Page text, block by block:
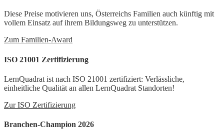
Diese Preise motivieren uns, Österreichs Familien auch künftig mit
vollem Einsatz auf ihrem Bildungsweg zu unterstützen.
Zum Familien-Award
ISO 21001 Zertifizierung
LernQuadrat ist nach ISO 21001 zertifiziert: Verlässliche,
einheitliche Qualität an allen LernQuadrat Standorten!
Zur ISO Zertifizierung
Branchen-Champion 2026